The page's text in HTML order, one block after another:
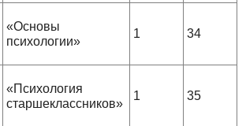
«Основы
психологии»
1 34
«Психология
старшеклассников»
1 35